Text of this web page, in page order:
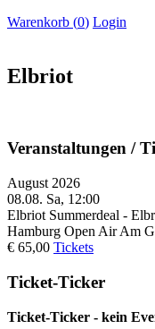
Warenkorb (0) Login
Elbriot
Veranstaltungen /
August 2026
08.08. Sa, 12:00
Elbriot Summerdeal -
Hamburg Open Air Am
€ 65,00 Tickets
Ticket-Ticker
Ticket-Ticker - kein